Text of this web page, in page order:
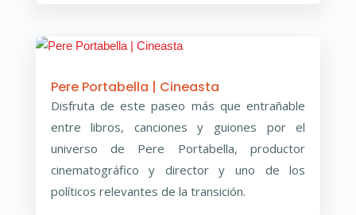
Pere Portabella | Cineasta
Disfruta de este paseo más que entrañable
entre libros, canciones y guiones por el
universo de Pere Portabella, productor
cinematográfico y director y uno de los
políticos relevantes de la transición.